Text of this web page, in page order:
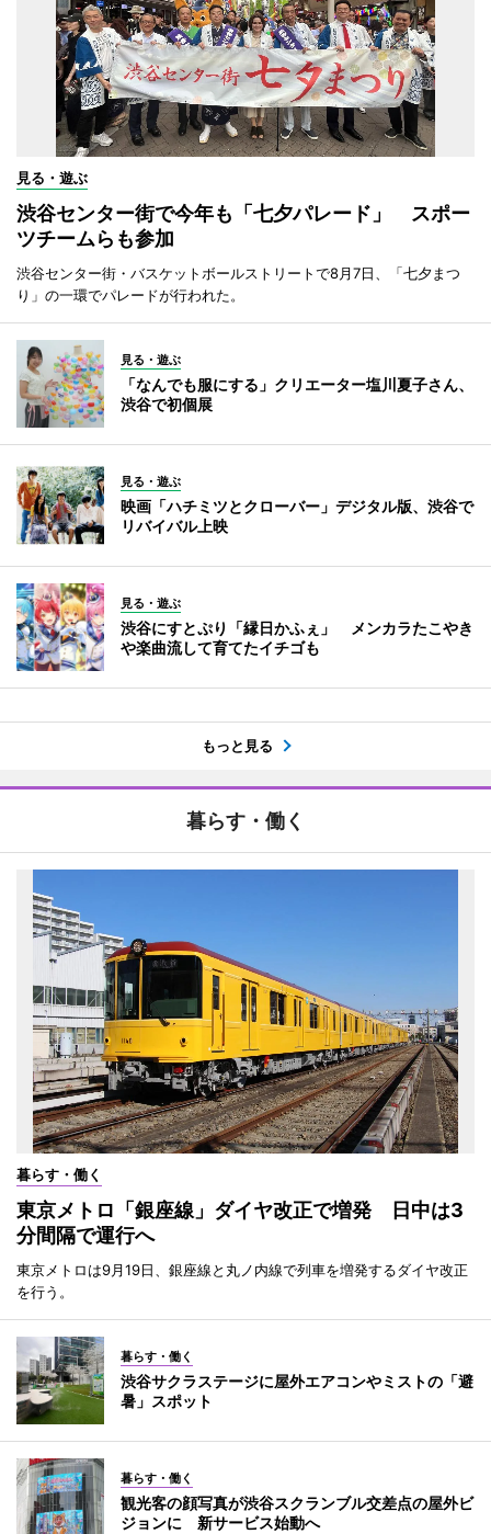
見る・遊ぶ
渋谷センター街で今年も「七夕パレード」 スポー
ツチームらも参加
渋谷センター街・バスケットボールストリートで8月7日、「七夕まつ
り」の一環でパレードが行われた。
見る・遊ぶ
「なんでも服にする」クリエーター塩川夏子さん、
渋谷で初個展
見る・遊ぶ
映画「ハチミツとクローバー」デジタル版、渋谷で
リバイバル上映
見る・遊ぶ
渋谷にすとぷり「縁日かふぇ」 メンカラたこやき
や楽曲流して育てたイチゴも
もっと見る
暮らす・働く
暮らす・働く
東京メトロ「銀座線」ダイヤ改正で増発 日中は3
分間隔で運行へ
東京メトロは9月19日、銀座線と丸ノ内線で列車を増発するダイヤ改正
を行う。
暮らす・働く
渋谷サクラステージに屋外エアコンやミストの「避
暑」スポット
暮らす・働く
観光客の顔写真が渋谷スクランブル交差点の屋外ビ
ジョンに 新サービス始動へ